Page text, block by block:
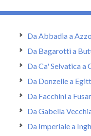
Da Abbadia a
Da Bagarotti a
Da Ca' Selvatica a
Da Donzelle a
Da Facchini a
Da Gabella
Da Imperiale a